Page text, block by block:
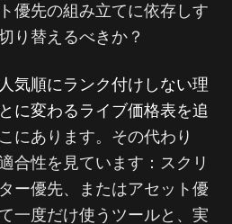
優先の組み立てに依存しす
り替えるべきか？
気順にランク付けしない理
に変わるライブ価格表を追
にあります。その代わり
合性を見ています：スクリ
ー優先、またはアセット優
一度だけ使うツールと、実